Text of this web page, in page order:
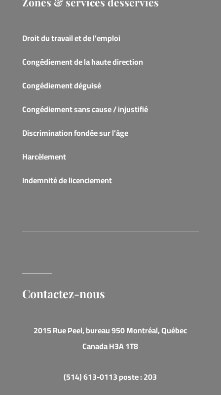
Droit du travail et de l’emploi
Congédiement de la haute direction
Congédiement déguisé
Congédiement sans cause / injustifié
Discrimination fondée sur l’âge
Harcèlement
Indemnité de licenciement
Contactez-nous
2015 Rue Peel, bureau 950 Montréal, Québec
Canada H3A 1T8
(514) 613-0113 poste : 203